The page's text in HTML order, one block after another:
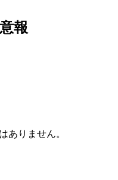
報
ありません。